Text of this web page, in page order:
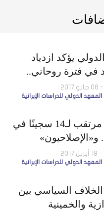
الدولي يؤكد ازدياد
في فترة روحاني..
تتجاهل مطالب أهل
المعهد الدولي للدراسات الإيرانية
إعدام مرتقب لـ14 سجينًا في
و«الإصلاحيون»
ربط مصيرهم
المعهد الدولي للدراسات الإيرانية
الخلاف السياسي بين
والخمينية